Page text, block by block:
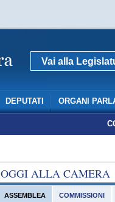
Vai alla
DEPUTATI ORGANI
OGGI ALLA CAMERA
ASSEMBLEA COMMISSIONI